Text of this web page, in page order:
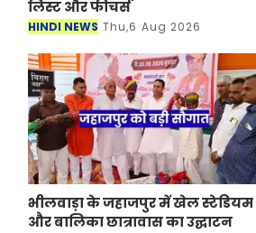
लिस्ट और फीचर्स
HINDI NEWS Thu,6 Aug 2026
भीलवाड़ा के जहाजपुर में खेल स्टेडियम
और बालिका छात्रावास का उद्घाटन